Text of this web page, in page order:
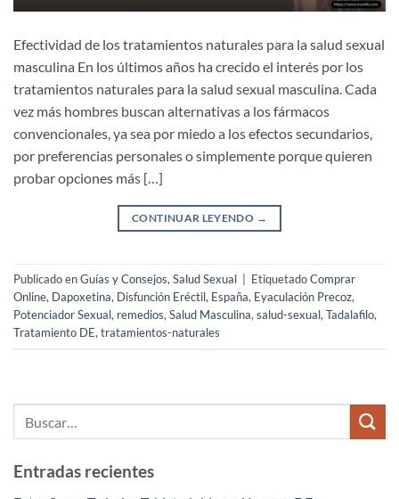
Efectividad de los tratamientos naturales para la salud sexual
masculina En los últimos años ha crecido el interés por los
tratamientos naturales para la salud sexual masculina. Cada
vez más hombres buscan alternativas a los fármacos
convencionales, ya sea por miedo a los efectos secundarios,
por preferencias personales o simplemente porque quieren
probar opciones más […]
CONTINUAR LEYENDO →
Publicado enGuías y Consejos,Salud Sexual EtiquetadoComprar
Online, Dapoxetina, Disfunción Eréctil, España, Eyaculación Precoz,
Potenciador Sexual, remedios,Salud Masculina,salud-sexual,Tadalafilo,
Tratamiento DE,tratamientos-naturales
Entradas recientes